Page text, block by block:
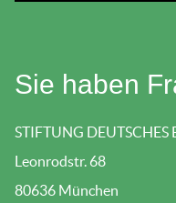
Sie haben
STIFTUNG
Leonrodstr. 68
80636 München